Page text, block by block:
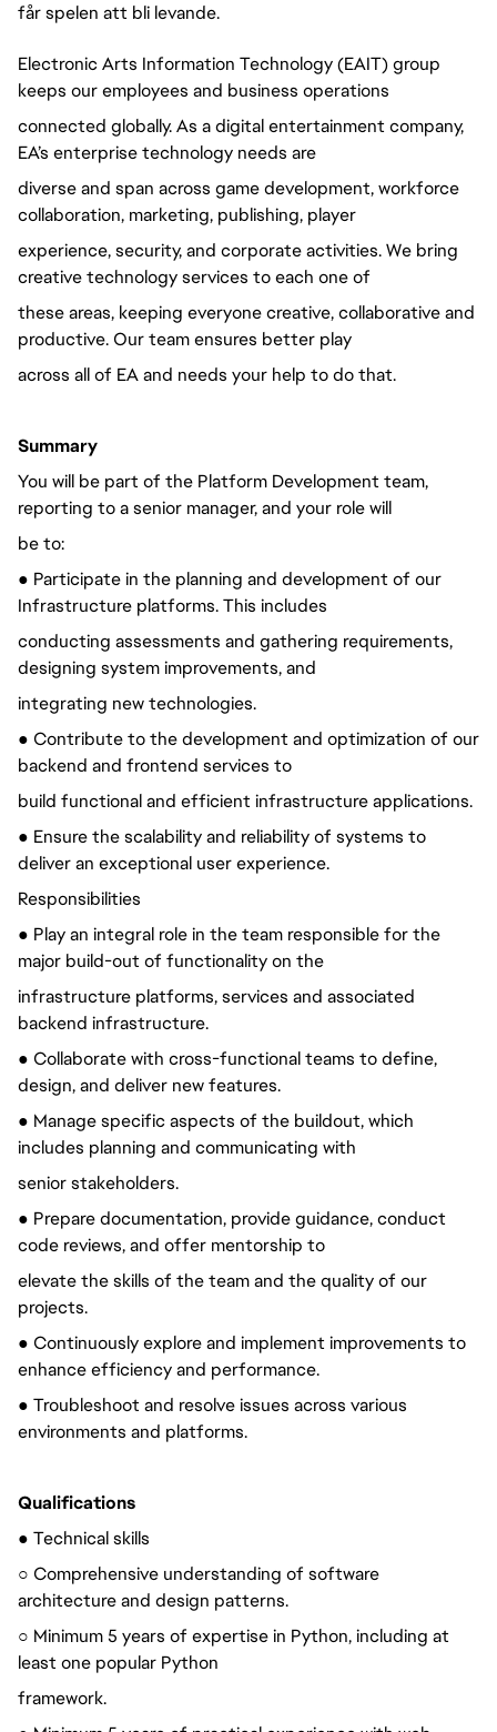
får spelen att bli levande.
Electronic Arts Information Technology (EAIT) group
keeps our employees and business operations
connected globally. As a digital entertainment company,
EA’s enterprise technology needs are
diverse and span across game development, workforce
collaboration, marketing, publishing, player
experience, security, and corporate activities. We bring
creative technology services to each one of
these areas, keeping everyone creative, collaborative and
productive. Our team ensures better play
across all of EA and needs your help to do that.
Summary
You will be part of the Platform Development team,
reporting to a senior manager, and your role will
be to:
● Participate in the planning and development of our
Infrastructure platforms. This includes
conducting assessments and gathering requirements,
designing system improvements, and
integrating new technologies.
● Contribute to the development and optimization of our
backend and frontend services to
build functional and efficient infrastructure applications.
● Ensure the scalability and reliability of systems to
deliver an exceptional user experience.
Responsibilities
● Play an integral role in the team responsible for the
major build-out of functionality on the
infrastructure platforms, services and associated
backend infrastructure.
● Collaborate with cross-functional teams to define,
design, and deliver new features.
● Manage specific aspects of the buildout, which
includes planning and communicating with
senior stakeholders.
● Prepare documentation, provide guidance, conduct
code reviews, and offer mentorship to
elevate the skills of the team and the quality of our
projects.
● Continuously explore and implement improvements to
enhance efficiency and performance.
● Troubleshoot and resolve issues across various
environments and platforms.
Qualifications
● Technical skills
○ Comprehensive understanding of software
architecture and design patterns.
○ Minimum 5 years of expertise in Python, including at
least one popular Python
framework.